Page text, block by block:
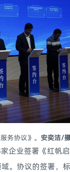
务协议》。 安奕洁/
业签署《红帆
。协议的签署，